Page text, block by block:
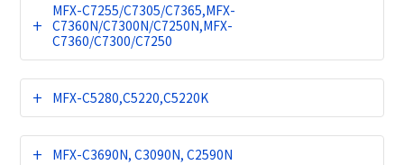
MFX-C7255/C7305/C7365,MFX-
C7360N/C7300N/C7250N,MFX-
C7360/C7300/C7250
MFX-C5280,C5220,C5220K
MFX-C3690N, C3090N, C2590N